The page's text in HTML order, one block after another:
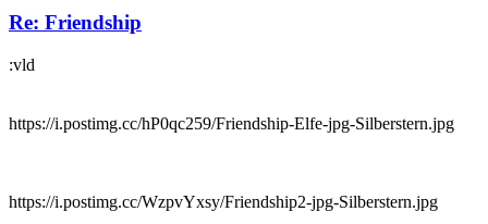
Re: Friendship
:vld
https://i.postimg.cc/hP0qc259/Friendship-Elfe-jpg-Silberstern.jpg
https://i.postimg.cc/WzpvYxsy/Friendship2-jpg-Silberstern.jpg